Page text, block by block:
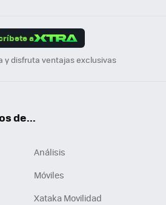
a
y disfruta ventajas exclusivas
de...
Análisis
Móviles
Xataka Movilidad